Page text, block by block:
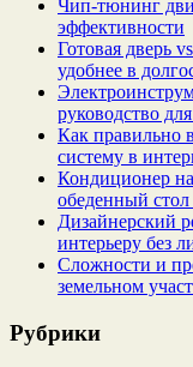
Чип‑тюнинг
эффективности
Готовая дверь
удобнее в
руководство
Как правильно
систему в
Кондиционер на
обеденный
Дизайнерский
интерьеру без
Сложности и
земельном
Рубрики